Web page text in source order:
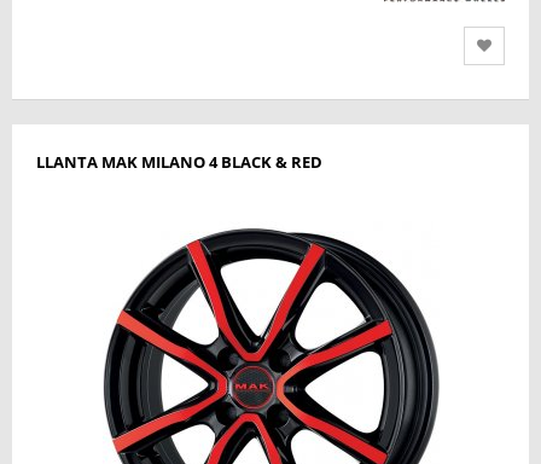
LLANTA MAK MILANO 4 BLACK & RED